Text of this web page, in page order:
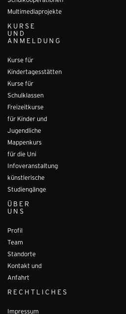
Multimediaprojekte
KURSE
UND
ANMELDUNG
Kurse für
Kindertagesstätten
Kurse für
Schulklassen
Freizeitkurse
für Kinder und
Jugendliche
Mappenkurs
für die Uni
Infoveranstaltung
künstlerische
Studiengänge
ÜBER
UNS
Profil
Team
Standorte
Kontakt und
Anfahrt
RECHTLICHES
Impressum